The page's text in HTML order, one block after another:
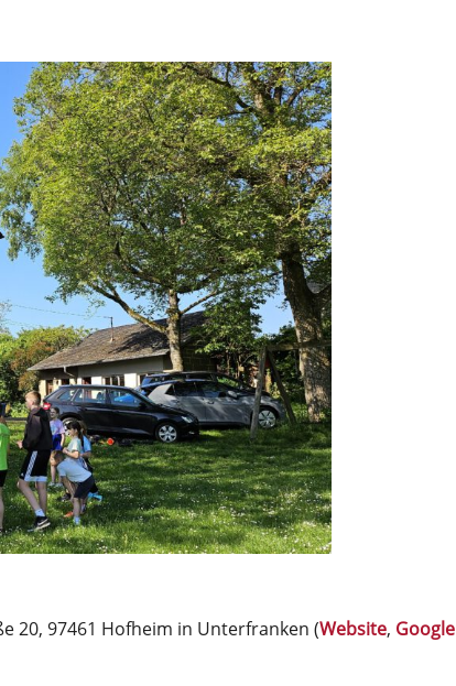
20, 97461 Hofheim in Unterfranken (Website, Google